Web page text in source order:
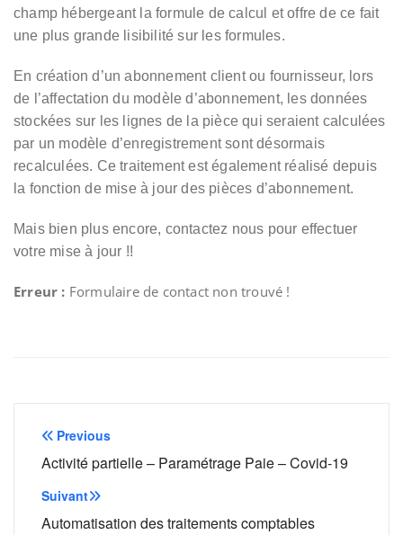
champ hébergeant la formule de calcul et offre de ce fait
une plus grande lisibilité sur les formules.
En création d’un abonnement client ou fournisseur, lors
de l’affectation du modèle d’abonnement, les données
stockées sur les lignes de la pièce qui seraient calculées
par un modèle d’enregistrement sont désormais
recalculées. Ce traitement est également réalisé depuis
la fonction de mise à jour des pièces d’abonnement.
Mais bien plus encore, contactez nous pour effectuer
votre mise à jour !!
Erreur : Formulaire de contact non trouvé !
Navigation
de
l’article
Previous
Activité partielle – Paramétrage Paie – Covid-19
Suivant
Automatisation des traitements comptables